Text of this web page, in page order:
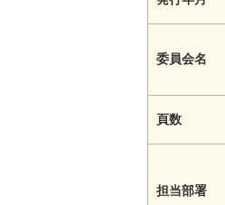
委員会名
頁数
担当部署